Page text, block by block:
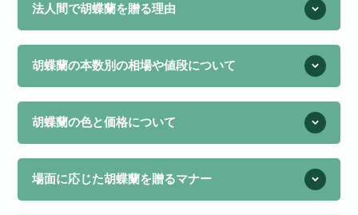
法人間で胡蝶蘭を贈る理由
胡蝶蘭の本数別の相場や値段について
胡蝶蘭の色と価格について
場面に応じた胡蝶蘭を贈るマナー